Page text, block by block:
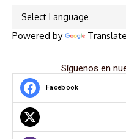
Powered by Translate
Síguenos en
Facebook